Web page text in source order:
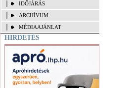
IDŐJÁRÁS
ARCHÍVUM
MÉDIAAJÁNLAT
HIRDETÉS